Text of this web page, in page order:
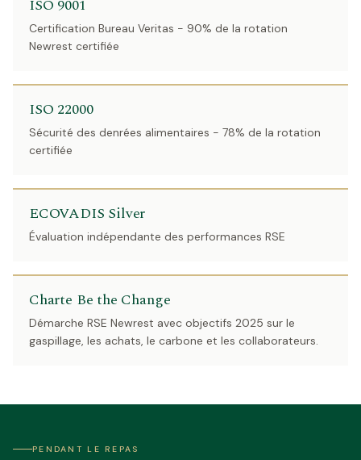
ISO 9001
Certification Bureau Veritas - 90% de la rotation
Newrest certifiée
ISO 22000
Sécurité des denrées alimentaires - 78% de la rotation
certifiée
ECOVADIS Silver
Évaluation indépendante des performances RSE
Charte Be the Change
Démarche RSE Newrest avec objectifs 2025 sur le
gaspillage, les achats, le carbone et les collaborateurs.
PENDANT LE REPAS